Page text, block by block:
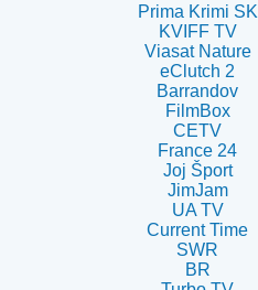
Prima Krimi SK
KVIFF TV
Viasat Nature
eClutch 2
Barrandov
FilmBox
CETV
France 24
Joj Šport
JimJam
UA TV
Current Time
SWR
BR